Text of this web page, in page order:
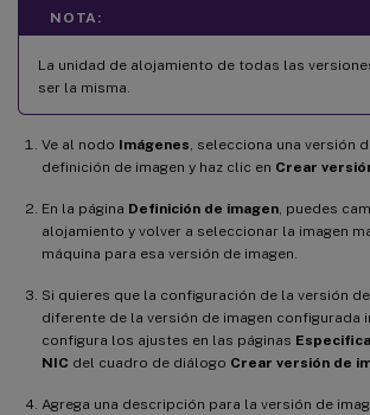
NOTA:
La unidad de alojamiento de todas las
ser la misma.
Ve al nodo Imágenes , selecciona una versión
definición de imagen y haz clic en Crear
En la página Definición de imagen , puedes
alojamiento y volver a seleccionar la imagen
máquina para esa versión de imagen.
Si quieres que la configuración de la versión
diferente de la versión de imagen configurada
configura los ajustes en las páginas
NIC del cuadro de diálogo Crear versión de
Agrega una descripción para la versión de